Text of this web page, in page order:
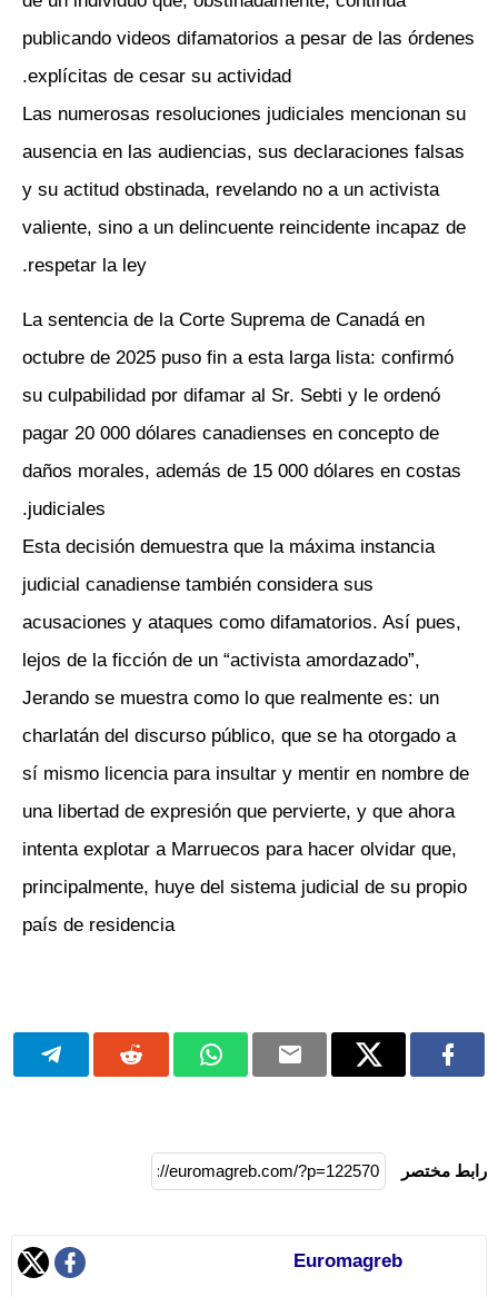
publicando videos difamatorios a pesar de las órdenes
explícitas de cesar su actividad.
Las numerosas resoluciones judiciales mencionan su
ausencia en las audiencias, sus declaraciones falsas
y su actitud obstinada, revelando no a un activista
valiente, sino a un delincuente reincidente incapaz de
respetar la ley.
La sentencia de la Corte Suprema de Canadá en
octubre de 2025 puso fin a esta larga lista: confirmó
su culpabilidad por difamar al Sr. Sebti y le ordenó
pagar 20 000 dólares canadienses en concepto de
daños morales, además de 15 000 dólares en costas
judiciales.
Esta decisión demuestra que la máxima instancia
judicial canadiense también considera sus
acusaciones y ataques como difamatorios. Así pues,
lejos de la ficción de un “activista amordazado”,
Jerando se muestra como lo que realmente es: un
charlatán del discurso público, que se ha otorgado a
sí mismo licencia para insultar y mentir en nombre de
una libertad de expresión que pervierte, y que ahora
intenta explotar a Marruecos para hacer olvidar que,
principalmente, huye del sistema judicial de su propio
país de residencia
رابط مختصر
Euromagreb